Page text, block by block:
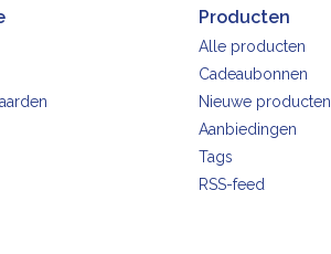
Producten
Alle producten
Cadeaubonnen
Nieuwe producten
Aanbiedingen
Tags
RSS-feed